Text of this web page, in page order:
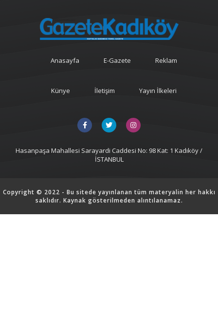
Anasayfa E-Gazete Reklam
Künye İletişim Yayın İlkeleri
Hasanpaşa Mahallesi Sarayardi Caddesi No: 98 Kat: 1 Kadıköy /
İSTANBUL
Copyright © 2022 - Bu sitede yayınlanan tüm materyalin her hakkı
saklıdır. Kaynak gösterilmeden alıntılanamaz.